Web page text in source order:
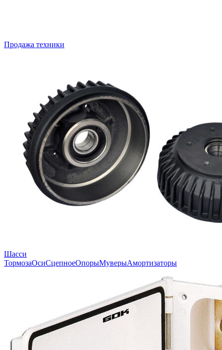
Продажа техники
Шасси
ТормозаОсиСцепноеОпорыМуверыАмортизаторы